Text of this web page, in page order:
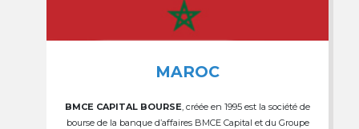
MAROC
BMCE CAPITAL BOURSE , créée en 1995 est la société de
bourse de la banque d’affaires BMCE Capital et du Groupe